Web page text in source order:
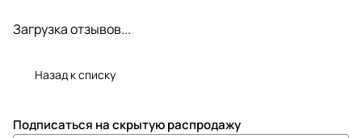
Загрузка отзывов...
Назад к списку
Подписаться на скрытую распродажу